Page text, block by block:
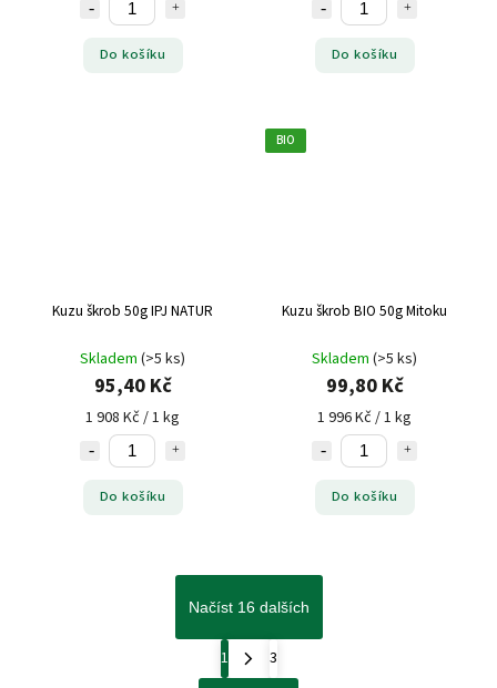
Do košíku Do košíku
Kuzu škrob 50g IPJ NATUR
Skladem (>5 ks)
95,40 Kč
1 908 Kč / 1 kg
Do košíku
BIO
Kuzu škrob BIO 50g Mitoku
Skladem (>5 ks)
99,80 Kč
1 996 Kč / 1 kg
Do košíku
Načíst 16 dalších
1
3